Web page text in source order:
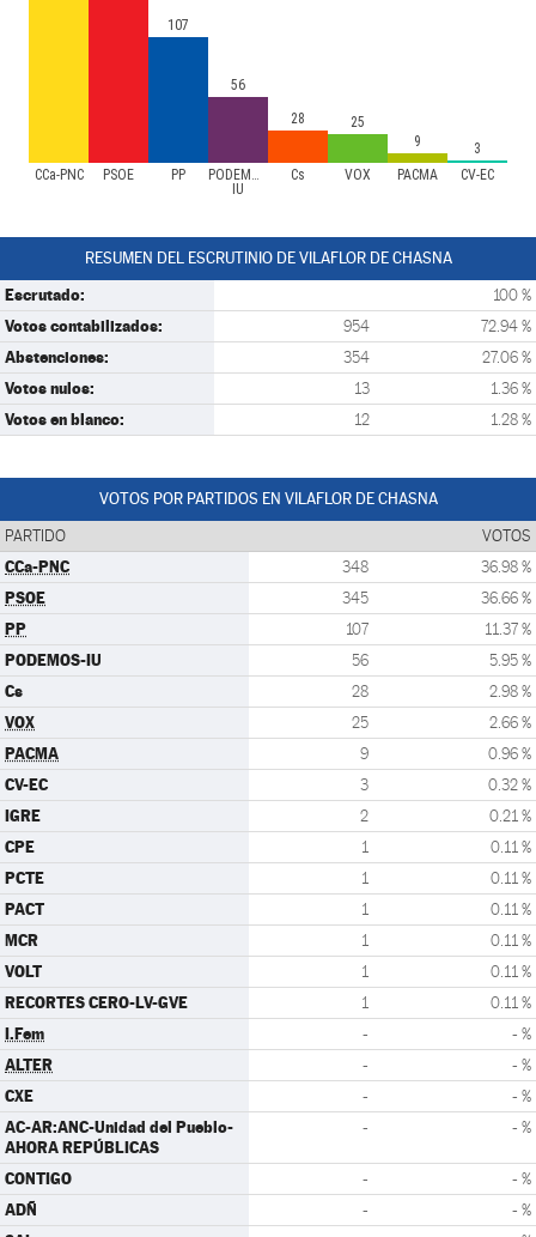
CCa-PNC PSOE PP
PODEMOS-
IU
Cs VOX PACMA CV-EC
107
56
28
25
9
3
RESUMEN DEL ESCRUTINIO DE VILAFLOR DE CHASNA
Escrutado: 100 %
Votos contabilizados: 954 72.94 %
Abstenciones: 354 27.06 %
Votos nulos: 13 1.36 %
Votos en blanco: 12 1.28 %
VOTOS POR PARTIDOS EN VILAFLOR DE CHASNA
PARTIDO VOTOS
CCa-PNC 348 36.98 %
PSOE 345 36.66 %
PP 107 11.37 %
PODEMOS-IU 56 5.95 %
Cs 28 2.98 %
VOX 25 2.66 %
PACMA 9 0.96 %
CV-EC 3 0.32 %
IGRE 2 0.21 %
CPE 1 0.11 %
PCTE 1 0.11 %
PACT 1 0.11 %
MCR 1 0.11 %
VOLT 1 0.11 %
RECORTES CERO-LV-GVE 1 0.11 %
I.Fem - - %
ALTER - - %
CXE - - %
AC-AR:ANC-Unidad del Pueblo-
AHORA REPÚBLICAS
- - %
CONTIGO - - %
ADÑ - - %